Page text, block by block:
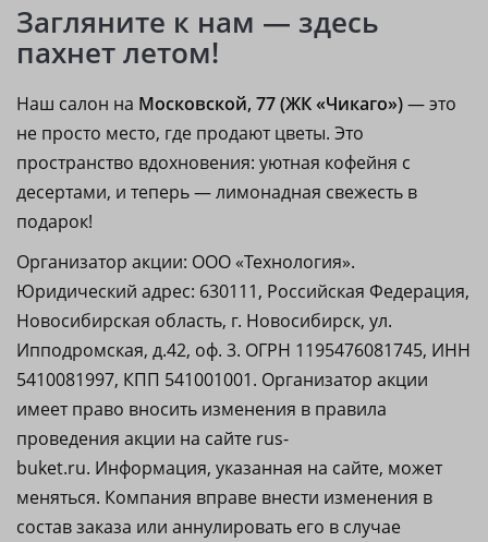
Загляните к нам — здесь
пахнет летом!
Наш салон на Московской, 77 (ЖК «Чикаго»)— это
не просто место, где продают цветы. Это
пространство вдохновения: уютная кофейня с
десертами, и теперь — лимонадная свежесть в
подарок!
Организатор акции: ООО «Технология».
Юридический адрес: 630111, Российская Федерация,
Новосибирская область, г. Новосибирск, ул.
Ипподромская, д.42, оф. 3. ОГРН 1195476081745, ИНН
5410081997, КПП 541001001. Организатор акции
имеет право вносить изменения в правила
проведения акции на сайте rus-
buket.ru. Информация, указанная на сайте, может
меняться. Компания вправе внести изменения в
состав заказа или аннулировать его в случае